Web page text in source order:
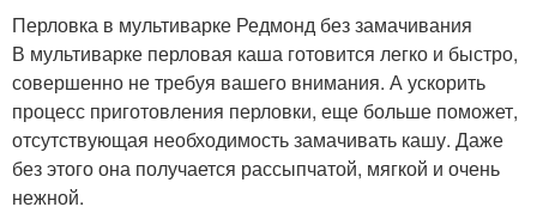
Перловка в мультиварке Редмонд без замачивания
В мультиварке перловая каша готовится легко и быстро,
совершенно не требуя вашего внимания. А ускорить
процесс приготовления перловки, еще больше поможет,
отсутствующая необходимость замачивать кашу. Даже
без этого она получается рассыпчатой, мягкой и очень
нежной.